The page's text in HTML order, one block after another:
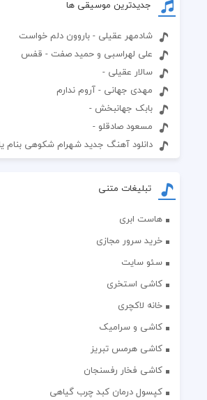
جدیدترین موسیقی ها
شادمهر عقیلی - باروون دلم خواست
علی لهراسبی و حمید صفت - قفس
سالار عقیلی -
مهدی جهانی - آروم ندارم
بابک جهانبخش -
مسعود صادقلو -
دانلود آهنگ جدید شهرام شکوهی بنام
تبلیغات متنی
هاست ابری
خرید سرور مجازی
سئو سایت
کاشی استخری
خانه لاکچری
کاشی و سرامیک
کاشی هرمس تبریز
کاشی فخار رفسنجان
کپسول درمان کبد چرب گیاهی